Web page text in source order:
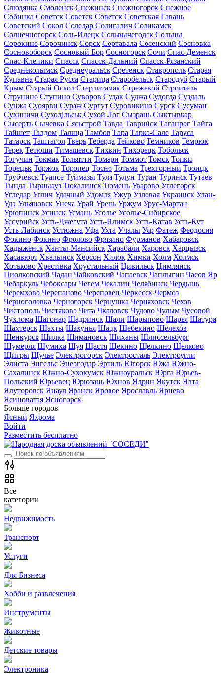
Слюдянка Смоленск Снежинск Снежногорск Снежное
Собинка Советск Советск Советск Советская Гавань
Советский Сокол Соледар Солигалич Соликамск
Солнечногорск Соль-Илецк Сольвычегодск Сольцы
Сорокино Сорочинск Сорск Сортавала Сосенский Сосновка
Сосновоборск Сосновый Бор Сосногорск Сочи Спас-Деменск
Спас-Клепики Спасск Спасск-Дальний Спасск-Рязанский
Среднеколымск Среднеуральск Сретенск Ставрополь Старая
Купавна Старая Русса Старица Старобельск Стародуб Старый
Крым Старый Оскол Стерлитамак Стрежевой Строитель
Струнино Ступино Суворов Судак Суджа Судогда Суздаль
Сунжа Суоярви Сураж Сургут Суровикино Сурск Сусуман
Сухиничи Суходільськ Сухой Лог Сызрань Сыктывкар
Сысерть Сычевка Сясьстрой Тавда Таврийск Таганрог Тайга
Тайшет Талдом Талица Тамбов Тара Тарко-Сале Таруса
Татарск Таштагол Тверь Теберда Тейково Темников Темрюк
Терек Тетюши Тимашевск Тихвин Тихорецк Тобольск
Тогучин Токмак Тольятти Томари Томмот Томск Топки
Торецьк Торжок Торопец Тосно Тотьма Трехгорный Троицк
Трубчевск Туапсе Туймазы Тула Тулун Туран Туринск Тутаев
Тында Тырныауз Тюкалинск Тюмень Уварово Углегорск
Угледар Углич Удачный Удомля Ужур Узловая Украинск Улан-
Удэ Ульяновск Унеча Урай Урень Уржум Урус-Мартан
Урюпинск Усинск Усмань Усолье Усолье-Сибирское
Уссурийск Усть-Джегута Усть-Илимск Усть-Катав Усть-Кут
Усть-Лабинск Устюжна Уфа Ухта Учалы Уяр Фатеж Феодосия
Фокино Фокино Фролово Фрязино Фурманов Хабаровск
Хадыженск Ханты-Мансийск Харабали Харовск Харцызск
Хасавюрт Хвалынск Херсон Хилок Химки Холм Холмск
Хотьково Хрестівка Хрустальный Цивильск Цимлянск
Циолковский Чадан Чайковский Чапаевск Чаплыгин Часов Яр
Чебаркуль Чебоксары Чегем Чекалин Челябинск Чердынь
Черемхово Черепаново Череповец Черкесск Чермоз
Черноголовка Черногорск Чернушка Черняховск Чехов
Чистополь Чистяково Чита Чкаловск Чудово Чулым Чусовой
Чухлома Шагонар Шадринск Шали Шарыпово Шарья Шатура
Шахтерск Шахты Шахунья Шацк Шебекино Шелехов
Шенкурск Шилка Шимановск Шиханы Шлиссельбург
Шумерля Шумиха Шуя Щастя Щекино Щелкино Щелково
Щигры Щучье Электрогорск Электросталь Электроугли
Элиста Энгельс Энергодар Эртиль Югорск Южа Южно-
Сахалинск Южно-Сухокумск Южноуральск Юрга Юрьев-
Польский Юрьевец Юрюзань Юхнов Ядрин Якутск Ялта
Ялуторовск Янаул Яранск Яровое Ярославль Ярцево
Ясиноватая Ясногорск
Больше городов
Ясный Яхрома
Войти
Разместить бесплатно
Все
категории
Недвижимость
Транспорт
Услуги
Для Бизнеса
Хобби и развлечения
Инструменты
Животные
Детские товары
Электроника